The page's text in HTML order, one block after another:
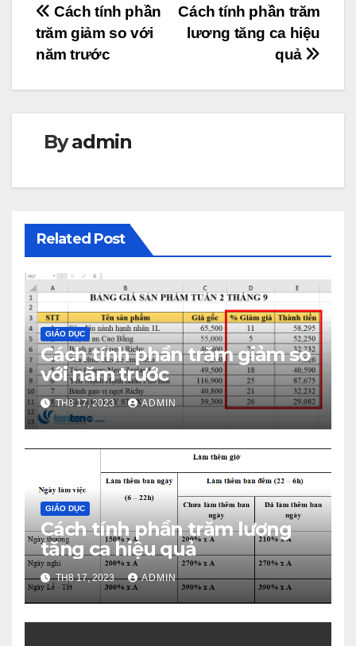
Điều
hướng
bài
Cách tính phần trăm
lương tăng ca hiệu
quả
Cách tính phần
trăm giảm so với
năm trước
Byadmin
Related Post
GIÁO DỤC
Cách tính phần trăm giảm so
với năm trước
TH8 17, 2023 ADMIN
GIÁO DỤC
Cách tính phần trăm lương
tăng ca hiệu quả
TH8 17, 2023 ADMIN